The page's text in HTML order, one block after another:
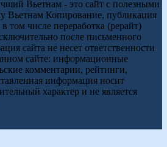
Вьетнам - это сайт с полезными
Вьетнам Копирование, публикация
том числе переработка (рерайт)
после письменного
сайта не несет ответственности
сайте: информационные
комментарии, рейтинги,
информация носит
характер и не является